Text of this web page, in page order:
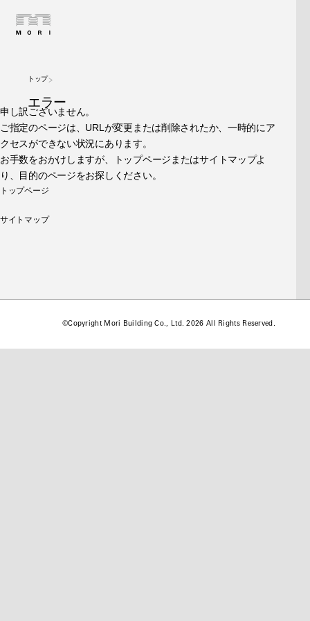
トップ
エラー
申し訳ございません。
ご指定のページは、URLが変更または削除されたか、一時的にア
クセスができない状況にあります。
お手数をおかけしますが、トップページまたはサイトマップよ
り、目的のページをお探しください。
トップページ
サイトマップ
©Copyright Mori Building Co., Ltd. 2026 All Rights Reserved.